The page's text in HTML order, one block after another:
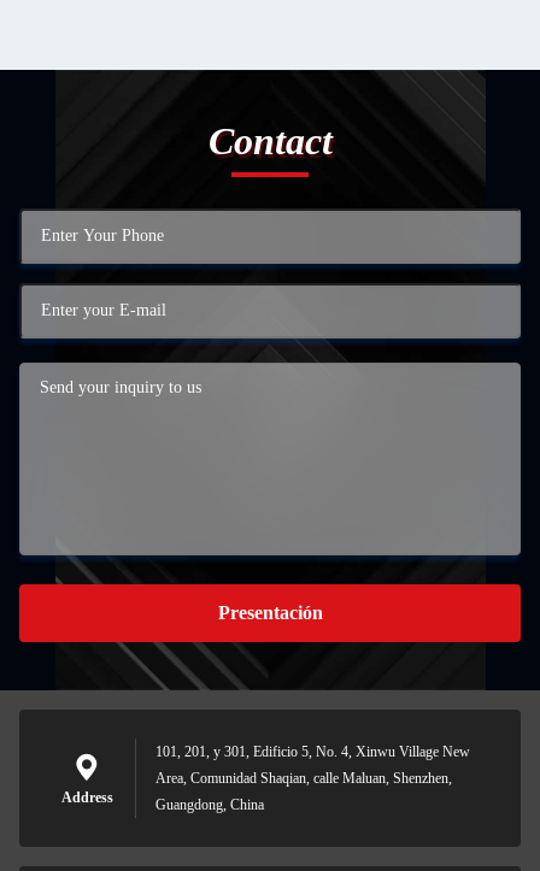
Contact
Presentación
Address
101, 201, y 301, Edificio 5, No. 4, Xinwu Village New
Area, Comunidad Shaqian, calle Maluan, Shenzhen,
Guangdong, China